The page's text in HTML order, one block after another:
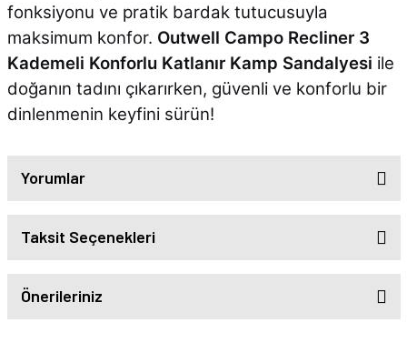
fonksiyonu ve pratik bardak tutucusuyla
maksimum konfor. Outwell Campo Recliner 3
Kademeli Konforlu Katlanır Kamp Sandalyesi ile
doğanın tadını çıkarırken, güvenli ve konforlu bir
dinlenmenin keyfini sürün!
Yorumlar
Taksit Seçenekleri
Önerileriniz